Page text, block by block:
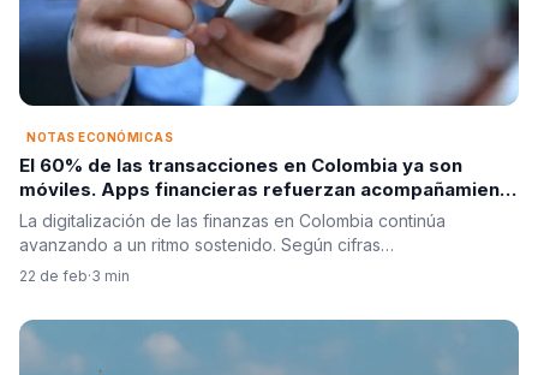
NOTAS ECONÓMICAS
El 60% de las transacciones en Colombia ya son
móviles. Apps financieras refuerzan acompañamiento
digital
La digitalización de las finanzas en Colombia continúa
avanzando a un ritmo sostenido. Según cifras…
22 de feb·3 min